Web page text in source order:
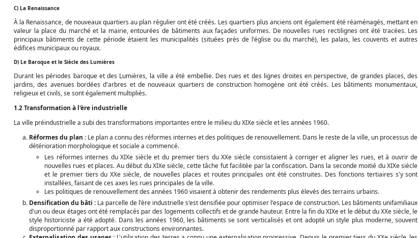
C) La Renaissance
À la Renaissance, de nouveaux quartiers au plan régulier ont été créés. Les quartiers plus anciens ont également été réaménagés, mettant en
valeur la place du marché et la mairie, entourées de bâtiments aux façades uniformes. De nouvelles rues rectilignes ont été tracées. Les
principaux bâtiments de cette période étaient les municipalités (situées près de l'église ou du marché), les palais, les couvents et autres
édifices municipaux ou royaux.
D) Le Baroque et le Siècle des Lumières
Durant les périodes baroque et des Lumières, la ville a été embellie. Des rues et des lignes droites en perspective, de grandes places, des
jardins, des avenues bordées d'arbres et de nouveaux quartiers de construction homogène ont été créés. Les bâtiments monumentaux,
religieux et civils, se sont également multipliés.
1.2 Transformation à l'ère industrielle
La ville préindustrielle a subi des transformations importantes entre le milieu du XIXe siècle et les années 1960.
Réformes du plan : Le plan a connu des réformes internes et des politiques de renouvellement. Dans le reste de la ville, un processus de
détérioration morphologique et sociale a commencé.
Les réformes internes du XIXe siècle et du premier tiers du XXe siècle consistaient à corriger et aligner les rues, et à ouvrir de
nouvelles rues et places. Au début du XIXe siècle, cette tâche fut facilitée par la confiscation. Dans la seconde moitié du XIXe siècle
et le premier tiers du XXe siècle, de nouvelles places et routes principales ont été construites. Des fonctions tertiaires s'y sont
installées, faisant de ces axes les rues principales de la ville.
Les politiques de renouvellement des années 1960 visaient à obtenir des rendements plus élevés des terrains urbains.
Densification du bâti : La parcelle de l'ère industrielle s'est densifiée pour optimiser l'espace de construction. Les bâtiments unifamiliaux
d'un ou deux étages ont été remplacés par des logements collectifs et de grande hauteur. Entre la fin du XIXe et le début du XXe siècle, le
style historiciste a été adopté. Dans les années 1960, les bâtiments se sont verticalisés et ont adopté un style plus moderne, souvent
disproportionné par rapport aux constructions environnantes.